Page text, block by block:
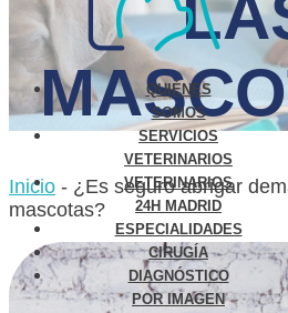
QUIÉNES
SOMOS
SERVICIOS
VETERINARIOS
VETERINARIOS
24H MADRID
ESPECIALIDADES
CIRUGÍA
DIAGNÓSTICO
POR IMAGEN
Inicio - ¿Es seguro abrigar
mascotas?